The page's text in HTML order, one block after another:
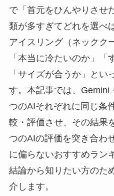
で「首元をひんやりさせ
類が多すぎてどれを選べ
アイスリング（ネックク
「本当に冷たいのか」「
「サイズが合うか」とい
す。本記事では、Gemini
つのAIそれぞれに同じ条
較・評価させ、その結果
つのAIの評価を突き合わ
に偏らないおすすめラン
結論から知りたい方のた
介します。